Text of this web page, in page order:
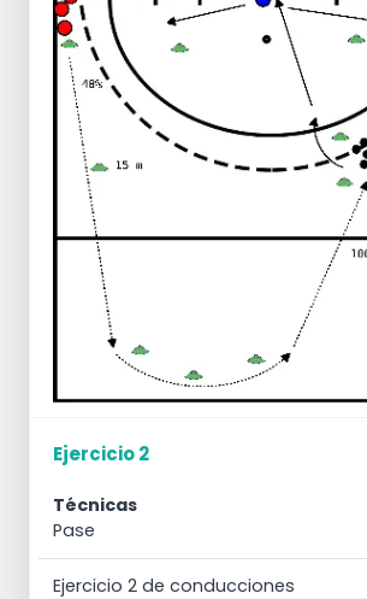
Ejercicio 2
Técnicas
Pase
Ejercicio 2 de conducciones